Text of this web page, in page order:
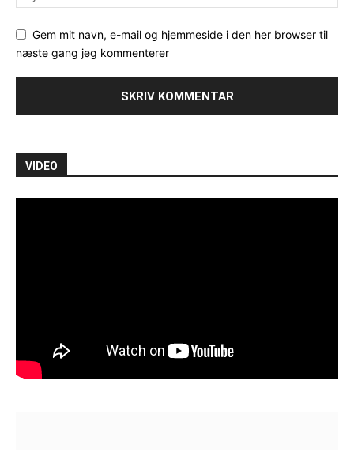
Gem mit navn, e-mail og hjemmeside i den her browser til
næste gang jeg kommenterer
VIDEO